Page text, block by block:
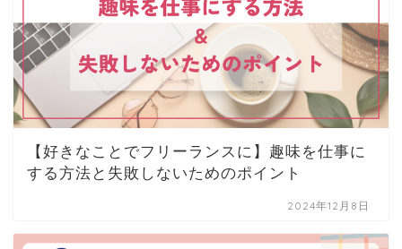
【好きなことでフリーランスに】趣味を仕事に
する方法と失敗しないためのポイント
2024年12月8日